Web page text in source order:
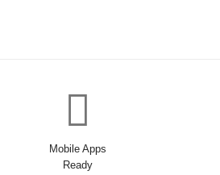
Mobile Apps
Ready